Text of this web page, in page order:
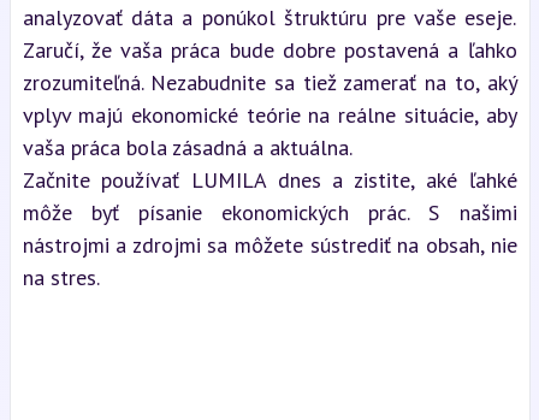
analyzovať dáta a ponúkol štruktúru pre vaše eseje.
Zaručí, že vaša práca bude dobre postavená a ľahko
zrozumiteľná. Nezabudnite sa tiež zamerať na to, aký
vplyv majú ekonomické teórie na reálne situácie, aby
vaša práca bola zásadná a aktuálna.
Začnite používať LUMILA dnes a zistite, aké ľahké
môže byť písanie ekonomických prác. S našimi
nástrojmi a zdrojmi sa môžete sústrediť na obsah, nie
na stres.